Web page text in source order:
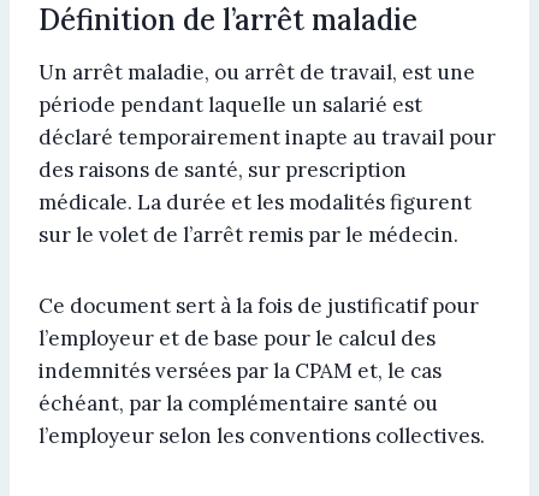
Définition de l’arrêt maladie
Un arrêt maladie, ou arrêt de travail, est une
période pendant laquelle un salarié est
déclaré temporairement inapte au travail pour
des raisons de santé, sur prescription
médicale. La durée et les modalités figurent
sur le volet de l’arrêt remis par le médecin.
Ce document sert à la fois de justificatif pour
l’employeur et de base pour le calcul des
indemnités versées par la CPAM et, le cas
échéant, par la complémentaire santé ou
l’employeur selon les conventions collectives.